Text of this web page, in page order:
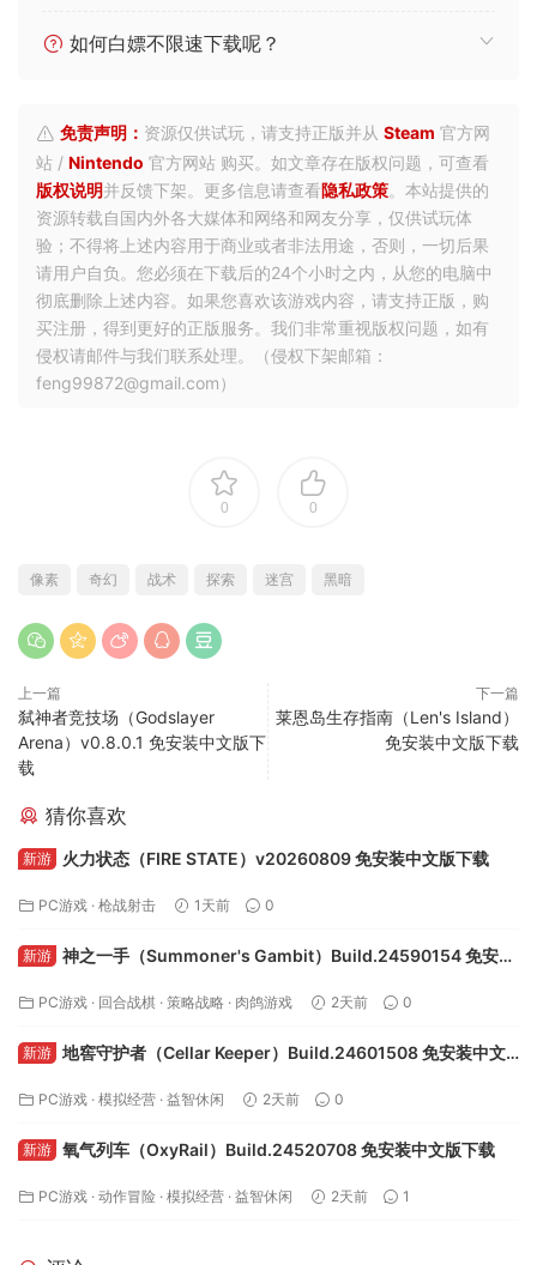
如何白嫖不限速下载呢？
免责声明： 资源仅供试玩，请支持正版并从 Steam 官方网
站 / Nintendo 官方网站 购买。如文章存在版权问题，可查看
版权说明并反馈下架。更多信息请查看隐私政策。本站提供的
资源转载自国内外各大媒体和网络和网友分享，仅供试玩体
验；不得将上述内容用于商业或者非法用途，否则，一切后果
请用户自负。您必须在下载后的24个小时之内，从您的电脑中
彻底删除上述内容。如果您喜欢该游戏内容，请支持正版，购
买注册，得到更好的正版服务。我们非常重视版权问题，如有
侵权请邮件与我们联系处理。（侵权下架邮箱：
feng99872@gmail.com）
0 0
像素 奇幻 战术 探索 迷宫 黑暗
上一篇
弑神者竞技场（Godslayer
Arena）v0.8.0.1 免安装中文版下
载
下一篇
莱恩岛生存指南（Len's Island）
免安装中文版下载
猜你喜欢
新游 火力状态（FIRE STATE）v20260809 免安装中文版下载
PC游戏 · 枪战射击 1天前 0
新游 神之一手（Summoner's Gambit）Build.24590154 免安装
PC游戏 · 回合战棋 · 策略战略 · 肉鸽游戏 2天前 0
新游 地窖守护者（Cellar Keeper）Build.24601508 免安装中文
PC游戏 · 模拟经营 · 益智休闲 2天前 0
新游 氧气列车（OxyRail）Build.24520708 免安装中文版下载
PC游戏 · 动作冒险 · 模拟经营 · 益智休闲 2天前 1